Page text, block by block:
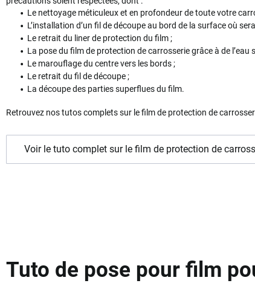
Le nettoyage méticuleux et en profondeur de toute votre
L’installation d’un fil de découpe au bord de la surface où
Le retrait du liner de protection du film ;
La pose du film de protection de carrosserie grâce à de l’eau
Le marouflage du centre vers les bords ;
Le retrait du fil de découpe ;
La découpe des parties superflues du film.
Retrouvez nos tutos complets sur le film de protection de
Voir le tuto complet sur le film de protection de
Tuto de pose pour film